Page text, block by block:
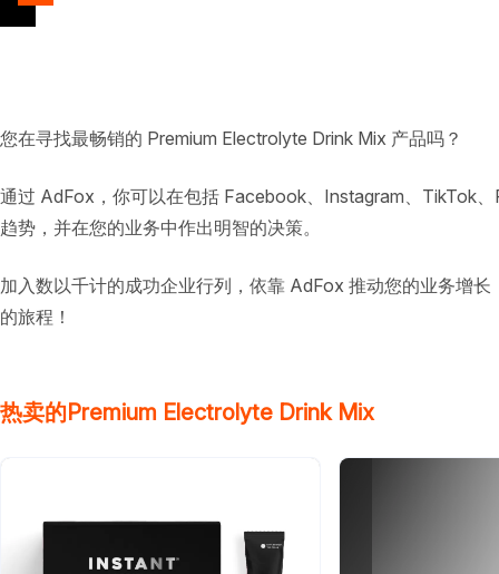
您在寻找最畅销的 Premium Electrolyte Drink Mix 产品吗？
通过 AdFox，你可以在包括 Facebook、Instagram、TikTok
趋势，并在您的业务中作出明智的决策。
加入数以千计的成功企业行列，依靠 AdFox 推动您的业务增
的旅程！
热卖的Premium Electrolyte Drink Mix